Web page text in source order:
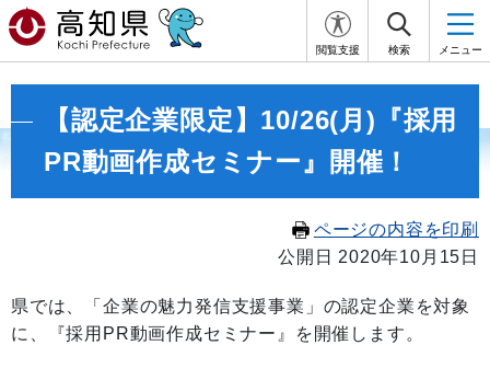
閲覧支援 検索 メニュー
【認定企業限定】10/26(月)『採用
PR動画作成セミナー』開催！
ページの内容を印刷
公開日 2020年10月15日
県では、「企業の魅力発信支援事業」の認定企業を対象
に、『採用 PR動画作成セミナー 』を開催します。